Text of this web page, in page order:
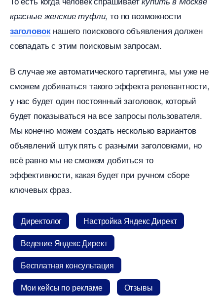
красные женские туфли, то по возможности
заголовокнашего поискового объявления должен
совпадать с этим поисковым запросам.
случае же автоматического таргетинга, мы уже не
сможем добиваться такого эффекта релевантности,
у нас будет один постоянный заголовок, который
удет показываться на все запросы пользователя.
Мы конечно можем создать несколько варианто
объявлений штук пять с разными заголовками, но
сё равно мы не сможем добиться то
эффективности, какая будет при ручном сборе
ключевых фраз.
Директоло
Настройка Яндекс Директ
едение Яндекс Директ
Бесплатная консультация
Мои кейсы по рекламе
Отзывы